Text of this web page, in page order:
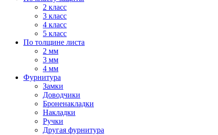
2 класс
3 класс
4 класс
5 класс
По толщине листа
2 мм
3 мм
4 мм
Фурнитура
Замки
Доводчики
Броненакладки
Накладки
Ручки
Другая фурнитура